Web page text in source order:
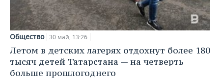
Общество 30 май, 13:26
Летом в детских лагерях отдохнут более 180
тысяч детей Татарстана — на четверть
больше прошлогоднего